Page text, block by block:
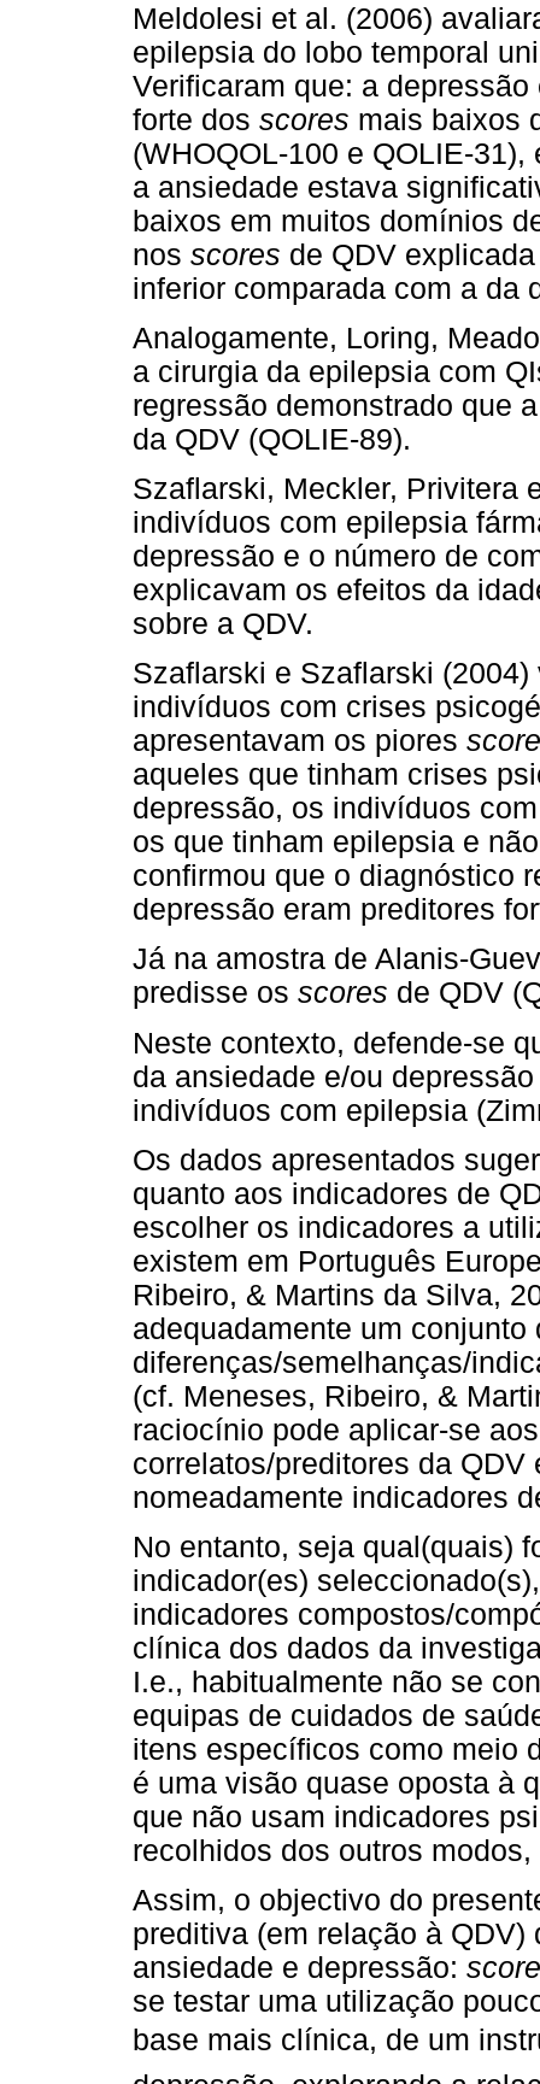
Meldolesi et al. (2006)
epilepsia do lobo temporal
Verificaram que: a
forte dos scores mais baixos
(WHOQOL-100 e QOLIE-
a ansiedade estava
baixos em muitos domínios
nos scores de QDV
inferior comparada com a da
Analogamente, Loring,
a cirurgia da epilepsia com
regressão demonstrado que
da QDV (QOLIE-89).
Szaflarski, Meckler, Privitera
indivíduos com epilepsia
depressão e o número de
explicavam os efeitos da
sobre a QDV.
Szaflarski e Szaflarski
indivíduos com crises
apresentavam os piores
aqueles que tinham crises
depressão, os indivíduos
os que tinham epilepsia e
confirmou que o diagnóstico
depressão eram preditores
Já na amostra de Alanis-
predisse os scores de QDV
Neste contexto, defende-se
da ansiedade e/ou
indivíduos com epilepsia
Os dados apresentados
quanto aos indicadores de
escolher os indicadores a
existem em Português
Ribeiro, & Martins da Silva,
adequadamente um conjunto
diferenças/semelhanças/
(cf. Meneses, Ribeiro, &
raciocínio pode aplicar-se
correlatos/preditores da
nomeadamente indicadores
No entanto, seja qual(quais)
indicador(es)
indicadores compostos/
clínica dos dados da
I.e., habitualmente não se
equipas de cuidados de
itens específicos como meio
é uma visão quase oposta à
que não usam indicadores
recolhidos dos outros
Assim, o objectivo do
preditiva (em relação à
ansiedade e depressão:
se testar uma utilização
base mais clínica, de um